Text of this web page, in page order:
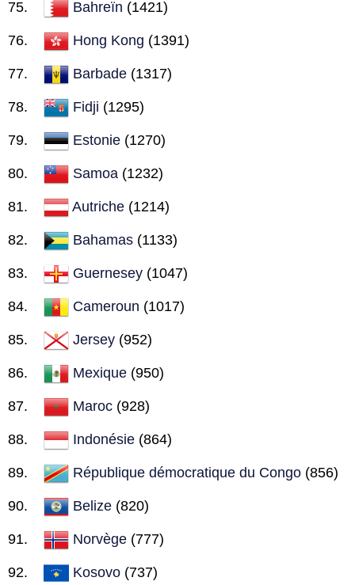
Bahreïn (1421)
Hong Kong (1391)
Barbade (1317)
Fidji (1295)
Estonie (1270)
Samoa (1232)
Autriche (1214)
Bahamas (1133)
Guernesey (1047)
Cameroun (1017)
Jersey (952)
Mexique (950)
Maroc (928)
Indonésie (864)
République démocratique du Congo (856)
Belize (820)
Norvège (777)
Kosovo (737)